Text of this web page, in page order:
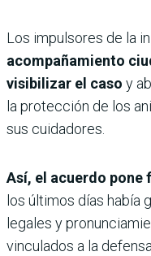
Los impulsores de la
acompañamiento
visibilizar el caso y
la protección de los
sus cuidadores.
Así, el acuerdo pone
los últimos días había
legales y
vinculados a la defensa